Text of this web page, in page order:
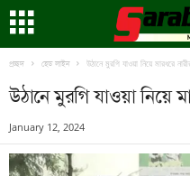
প্রচ্ছদ হেড লাইন উঠানে মুরগি যাওয়া নিয়ে মারধরে
উঠানে মুরগি যাওয়া নিয়ে
January 12, 2024